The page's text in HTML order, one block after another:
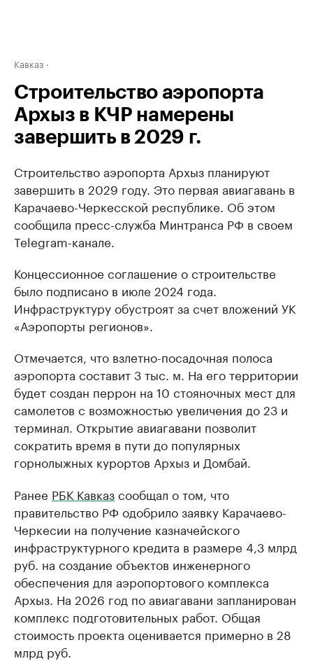
Кавказ
Строительство аэропорта
Архыз в КЧР намерены
завершить в 2029 г.
Строительство аэропорта Архыз планируют
завершить в 2029 году. Это первая авиагавань в
Карачаево-Черкесской республике. Об этом
сообщила пресс-служба Минтранса РФ в своем
Telegram-канале.
Концессионное соглашение о строительстве
было подписано в июле 2024 года.
Инфраструктуру обустроят за счет вложений УК
«Аэропорты регионов».
Отмечается, что взлетно-посадочная полоса
аэропорта составит 3 тыс. м. На его территории
будет создан перрон на 10 стояночных мест для
самолетов с возможностью увеличения до 23 и
терминал. Открытие авиагавани позволит
сократить время в пути до популярных
горнолыжных курортов Архыз и Домбай.
Ранее РБК Кавказсообщал о том, что
правительство РФ одобрило заявку Карачаево-
Черкесии на получение казначейского
инфраструктурного кредита в размере 4,3 млрд
руб. на создание объектов инженерного
обеспечения для аэропортового комплекса
Архыз. На 2026 год по авиагавани запланирован
комплекс подготовительных работ. Общая
стоимость проекта оценивается примерно в 28
млрд руб.